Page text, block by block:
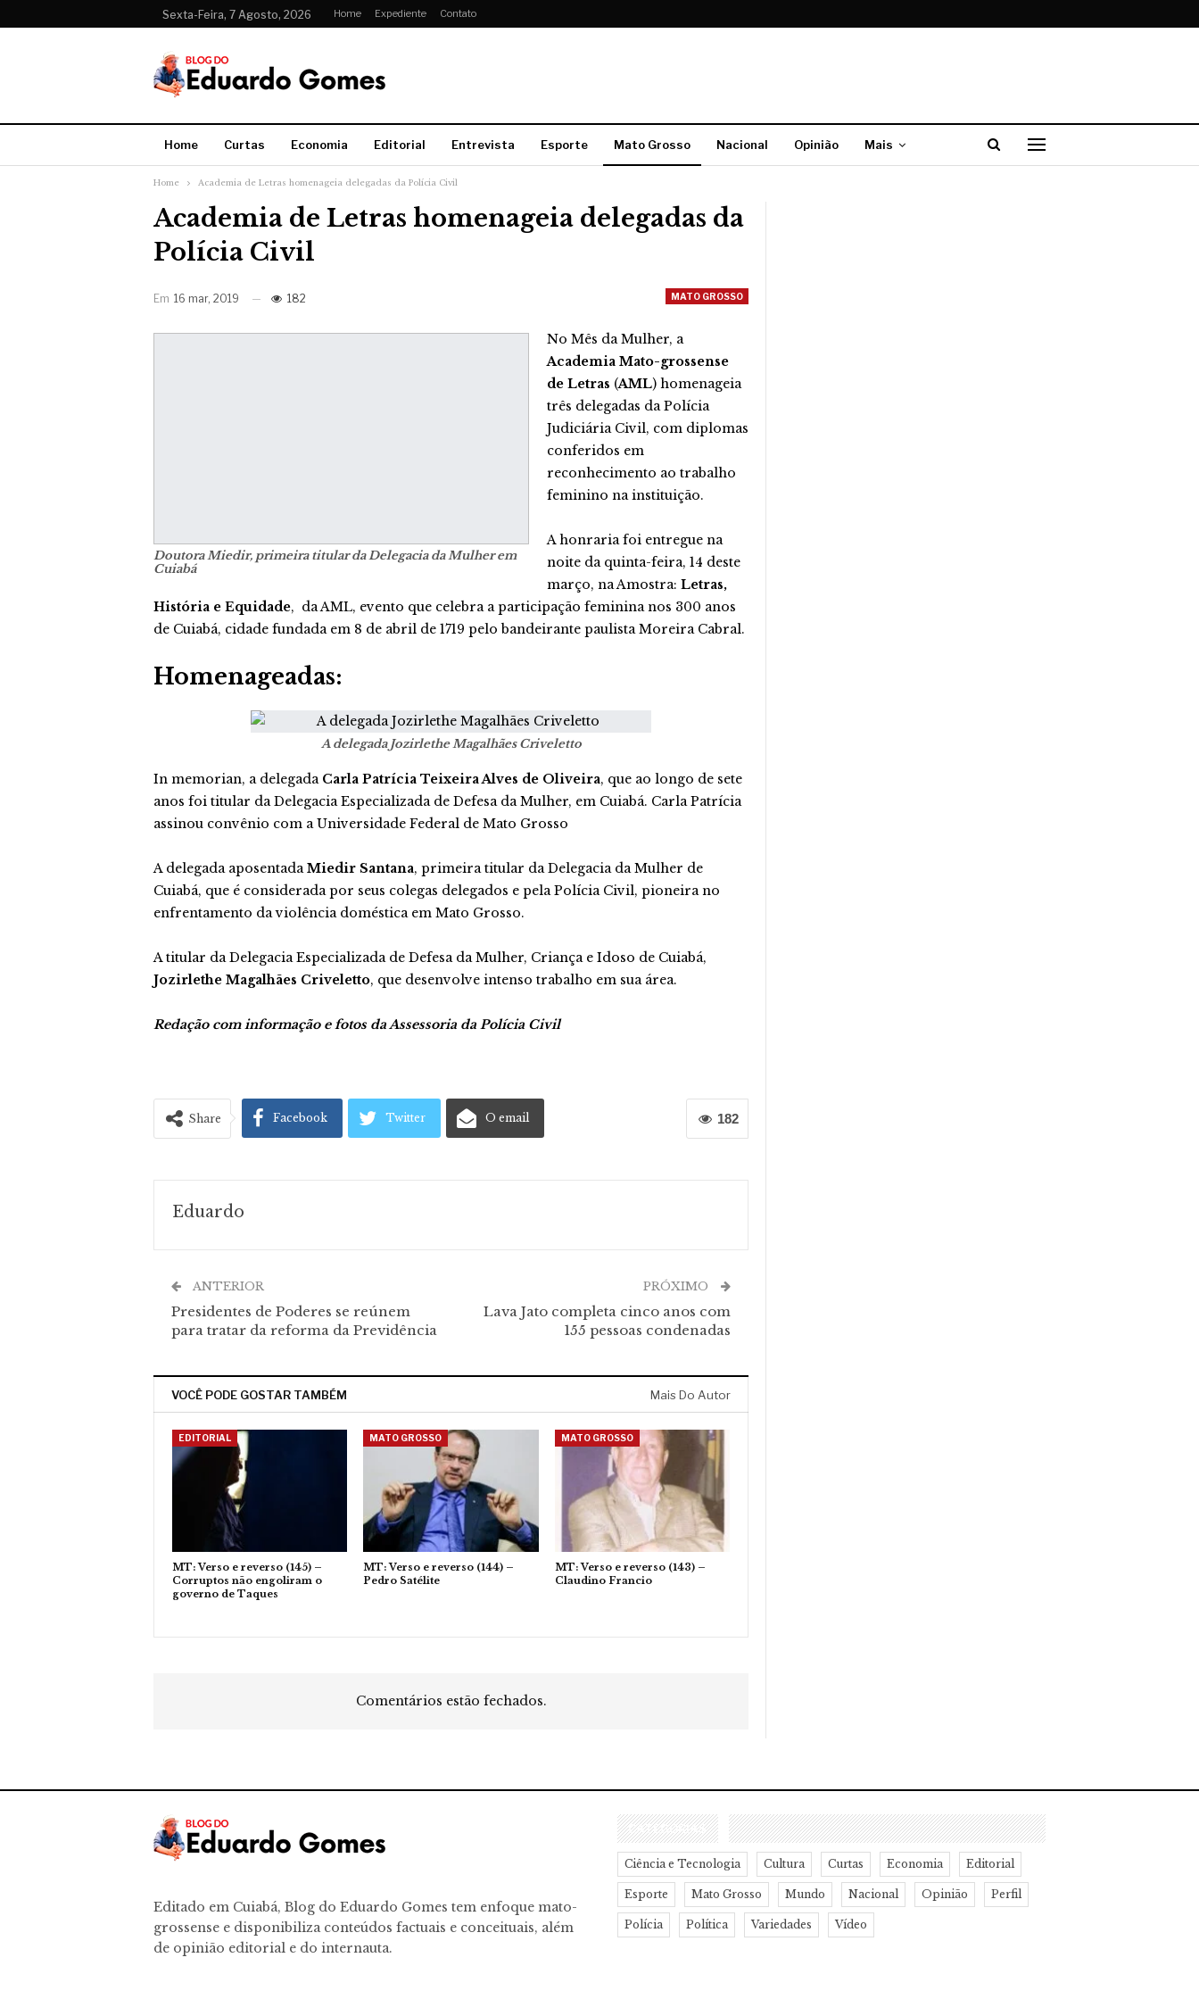
Sexta-Feira, 7 Agosto, 2026 Home Expediente Contato
Home Curtas Economia Editorial Entrevista Esporte Mato Grosso Nacional Opinião Mais
Home Academia de Letras homenageia delegadas da Polícia Civil
Academia de Letras homenageia delegadas da
Polícia Civil
MATO GROSSO
Em 16 mar, 2019 182
Doutora Miedir, primeira titular da Delegacia da Mulher em
Cuiabá
No Mês da Mulher, a
Academia Mato-grossense
de Letras (AML) homenageia
três delegadas da Polícia
Judiciária Civil, com diplomas
conferidos em
reconhecimento ao trabalho
feminino na instituição.
A honraria foi entregue na
noite da quinta-feira, 14 deste
março, na Amostra: Letras,
História e Equidade, da AML, evento que celebra a participação feminina nos 300 anos
de Cuiabá, cidade fundada em 8 de abril de 1719 pelo bandeirante paulista Moreira Cabral.
Homenageadas:
A delegada Jozirlethe Magalhães Criveletto
In memorian, a delegada Carla Patrícia Teixeira Alves de Oliveira, que ao longo de sete
anos foi titular da Delegacia Especializada de Defesa da Mulher, em Cuiabá. Carla Patrícia
assinou convênio com a Universidade Federal de Mato Grosso
A delegada aposentadaMiedir Santana, primeira titular da Delegacia da Mulher de
Cuiabá, que é considerada por seus colegas delegados e pela Polícia Civil, pioneira no
enfrentamento da violência doméstica em Mato Grosso.
A titular da Delegacia Especializada de Defesa da Mulher, Criança e Idoso de Cuiabá,
Jozirlethe Magalhães Criveletto, que desenvolve intenso trabalho em sua área.
Redação com informação e fotos da Assessoria da Polícia Civil
182
Share Facebook Twitter O email
Eduardo
ANTERIOR
Presidentes de Poderes se reúnem
para tratar da reforma da Previdência
PRÓXIMO
Lava Jato completa cinco anos com
155 pessoas condenadas
VOCÊ PODE GOSTAR TAMBÉM Mais Do Autor
EDITORIAL
MT: Verso e reverso (145) –
Corruptos não engoliram o
governo de Taques
MATO GROSSO
MT: Verso e reverso (144) –
Pedro Satélite
MATO GROSSO
MT: Verso e reverso (143) –
Claudino Francio
Comentários estão fechados.
Editado em Cuiabá, Blog do Eduardo Gomes tem enfoque mato-
grossense e disponibiliza conteúdos factuais e conceituais, além
de opinião editorial e do internauta.
CATEGORIAS
Ciência e Tecnologia Cultura Curtas Economia Editorial
Esporte Mato Grosso Mundo Nacional Opinião Perfil
Polícia Política Variedades Vídeo